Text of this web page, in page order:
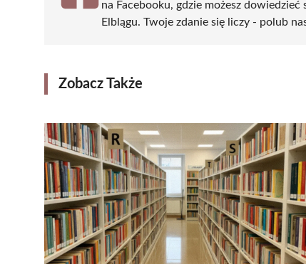
na Facebooku, gdzie możesz
Elblągu. Twoje zdanie się liczy - polub
Zobacz Także